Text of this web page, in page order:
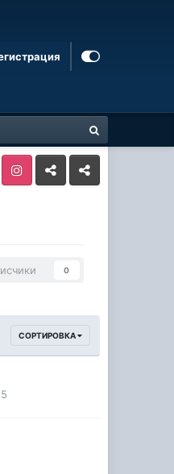
InstagramLivejournalOdnoklassniki
0
СОРТИРОВКА